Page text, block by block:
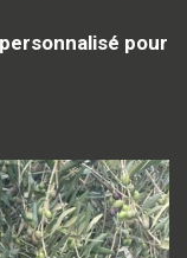
pour